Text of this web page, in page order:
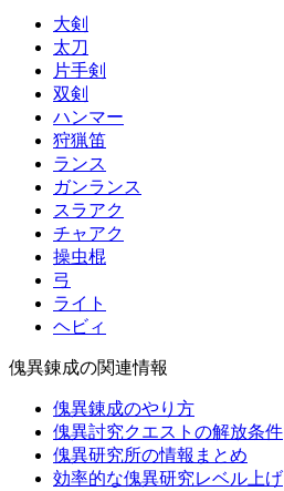
大剣
太刀
片手剣
双剣
ハンマー
狩猟笛
ランス
ガンランス
スラアク
チャアク
操虫棍
弓
ライト
ヘビィ
傀異錬成の関連情報
傀異錬成のやり方
傀異討究クエストの解放条件
傀異研究所の情報まとめ
効率的な傀異研究レベル上げ